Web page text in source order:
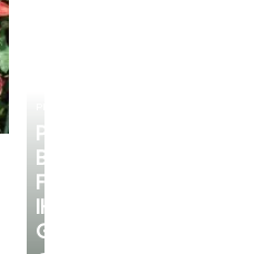
PERSÖNLICHE
BERATUNG
FÜR
IHREN
GARTEN